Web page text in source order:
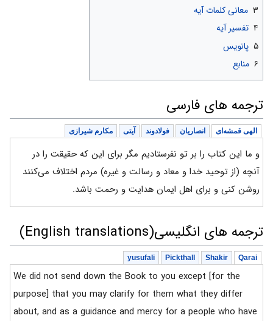
۳ معانی کلمات آیه
۴ تفسیر آیه
۵ پانویس
۶ منابع
ترجمه های فارسی
الهی قمشه‌ای انصاریان فولادوند آیتی مکارم شیرازی
و ما این کتاب را بر تو نفرستادیم مگر برای این که حقیقت را در
آنچه (از توحید خدا و معاد و رسالت و غیره) مردم اختلاف می‌کنند
روشن کنی و برای اهل ایمان هدایت و رحمت باشد.
ترجمه های انگلیسی(English translations)
Qarai
Shakir
Pickthall
yusufali
We did not send down the Book to you except [for the
purpose] that you may clarify for them what they differ
about, and as a guidance and mercy for a people who have